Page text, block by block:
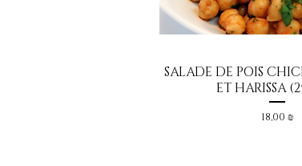
Aperçu
SALADE DE POIS
ET HARISSA
Prix
18,00 ₪